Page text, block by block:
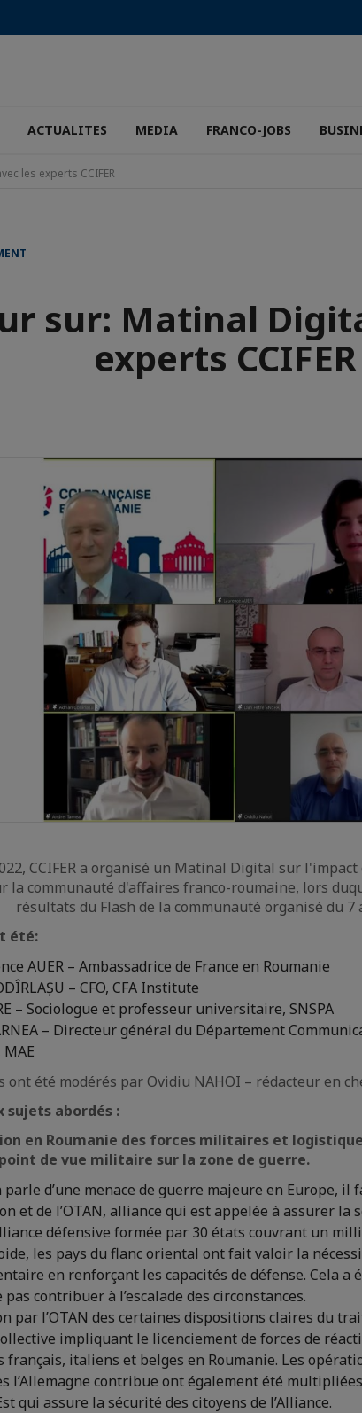
ACTUALITES MEDIA FRANCO-JOBS
les experts CCIFER
sur: Matinal
experts CCIFER
CCIFER a organisé un Matinal Digital sur
la communauté d'affaires franco-roumaine, lors
résultats du Flash de la communauté organisé du 7
été:
AUER – Ambassadrice de France en Roumanie
– CFO, CFA Institute
– Sociologue et professeur universitaire, SNSPA
– Directeur général du Département
ont été modérés par Ovidiu NAHOI – rédacteur en
sujets abordés :
en Roumanie des forces militaires et
de vue militaire sur la zone de guerre.
parle d’une menace de guerre majeure en Europe, il
et de l’OTAN, alliance qui est appelée à assurer la
défensive formée par 30 états couvrant un
les pays du flanc oriental ont fait valoir la
en renforçant les capacités de défense. Cela a
pas contribuer à l’escalade des circonstances.
par l’OTAN des certaines dispositions claires du
impliquant le licenciement de forces de
français, italiens et belges en Roumanie. Les
l’Allemagne contribue ont également été
qui assure la sécurité des citoyens de l’Alliance.